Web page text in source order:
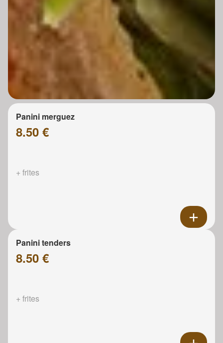
Panini merguez
8.50 €
+ frites
Panini tenders
8.50 €
+ frites